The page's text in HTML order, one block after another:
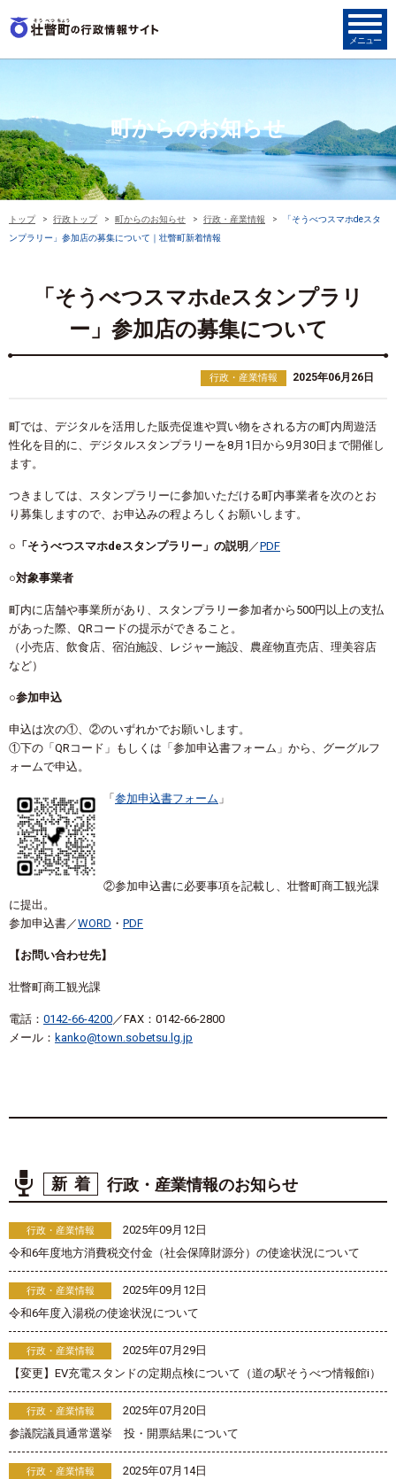
町からのお知らせ
トップ 行政トップ 町からのお知らせ 行政・産業情報
「そうべつスマホdeスタ
ンプラリー」参加店の募集について｜壮瞥町新着情報
「そうべつスマホdeスタンプラリ
ー」参加店の募集について
行政・産業情報 2025年06月26日
町では、デジタルを活用した販売促進や買い物をされる方の町内周遊活
性化を目的に、デジタルスタンプラリーを8月1日から9月30日まで開催し
ます。
つきましては、スタンプラリーに参加いただける町内事業者を次のとお
り募集しますので、お申込みの程よろしくお願いします。
○「そうべつスマホdeスタンプラリー」の説明 ／PDF
○対象事業者
町内に店舗や事業所があり、スタンプラリー参加者から500円以上の支払
があった際、QRコードの提示ができること。
（小売店、飲食店、宿泊施設、レジャー施設、農産物直売店、理美容店
など）
○参加申込
申込は次の①、②のいずれかでお願いします。
①下の「QRコード」もしくは「参加申込書フォーム」から、グーグルフ
ォームで申込。
「 参加申込書フォーム 」
②参加申込書に必要事項を記載し、壮瞥町商工観光課
に提出。
参加申込書／WORD ・ PDF
【お問い合わせ先】
壮瞥町商工観光課
電話： 0142-66-4200／FAX：0142-66-2800
メール： kanko@town.sobetsu.lg.jp
新着 行政・産業情報のお知らせ
行政・産業情報
2025年09月12日
令和6年度地方消費税交付金（社会保障財源分）の使途状況について
行政・産業情報
2025年09月12日
令和6年度入湯税の使途状況について
行政・産業情報
2025年07月29日
【変更】EV充電スタンドの定期点検について（道の駅そうべつ情報館i）
行政・産業情報
2025年07月20日
参議院議員通常選挙 投・開票結果について
行政・産業情報
2025年07月14日